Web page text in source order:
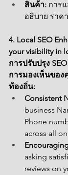
สินค้า: การ
อธิบาย ราค
4. Local SEO
your visibility in
การปรับปรุง
การมองเห็นขอ
ท้องถิ่น:
Consistent
business
Phone
across all
asking
reviews on